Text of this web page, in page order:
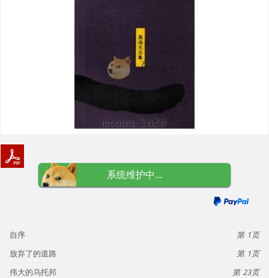
系统维护中...
自序
1
放弃了的道路
1
伟大的乌托邦
23